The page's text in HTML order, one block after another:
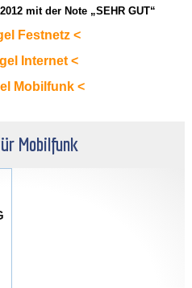
mit der Note „SEHR GUT“
Festnetz <
Internet <
Mobilfunk <
Mobilfunk